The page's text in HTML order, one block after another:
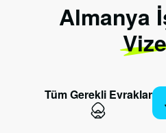
Almanya
Tüm Gerekli Evraklar